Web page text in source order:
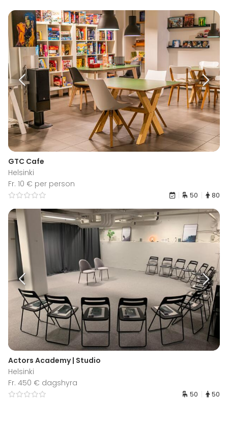
GTC Cafe
Helsinki
Fr. 10 € per person
50 80
Actors Academy | Studio
Helsinki
Fr. 450 € dagshyra
50 50